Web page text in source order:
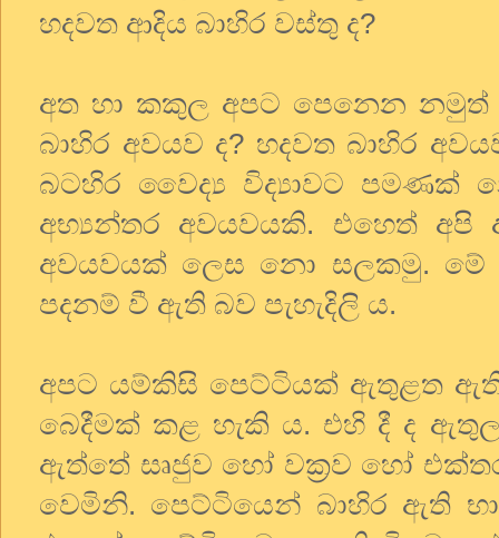
හදවත ආදිය බාහිර වස්තු ද?
අත හා කකුල අපට පෙනෙන
බාහිර අවයව ද? හදවත බාහිර
බටහිර වෛද්‍ය විද්‍යාවට පමණක්
අභ්‍යන්තර අවයවයකි. එහෙත්
අවයවයක් ලෙස නො සලකමු. මේ
පදනම් වී ඇති බව පැහැදිලි ය.
අපට යම්කිසි පෙට්ටියක් ඇතුළත
බෙදීමක් කළ හැකි ය. එහි දී ද
ඇත්තේ සෘජුව හෝ වක්‍රව හෝ
වෙමිනි. පෙට්ටියෙන් බාහිර ඇති